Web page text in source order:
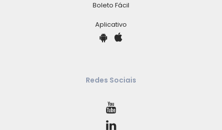
Boleto Fácil
Aplicativo
Redes Sociais